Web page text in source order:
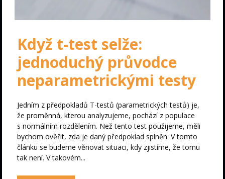
Když t-test selže:
jednoduchý průvodce
neparametrickými testy
Jedním z předpokladů T-testů (parametrických testů) je,
že proměnná, kterou analyzujeme, pochází z populace
s normálním rozdělením. Než tento test použijeme, měli
bychom ověřit, zda je daný předpoklad splněn. V tomto
článku se budeme věnovat situaci, kdy zjistíme, že tomu
tak není. V takovém...